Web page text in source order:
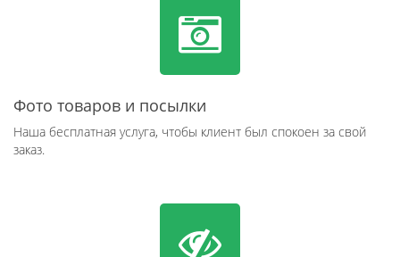
Фото товаров и посылки
Наша бесплатная услуга, чтобы клиент был спокоен за свой
заказ.